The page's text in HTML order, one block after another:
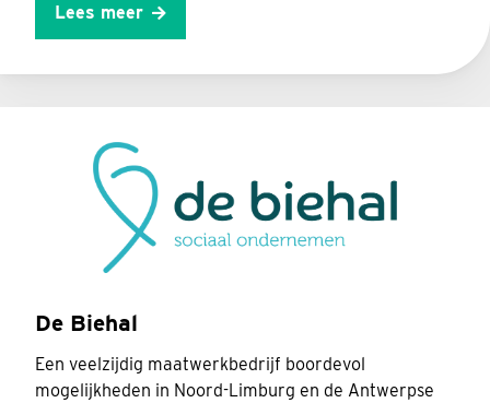
Lees meer
De Biehal
Een veelzijdig maatwerkbedrijf boordevol
mogelijkheden in Noord-Limburg en de Antwerpse